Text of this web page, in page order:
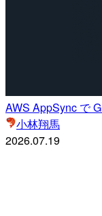
AWS AppSync で
小林翔馬
2026.07.19